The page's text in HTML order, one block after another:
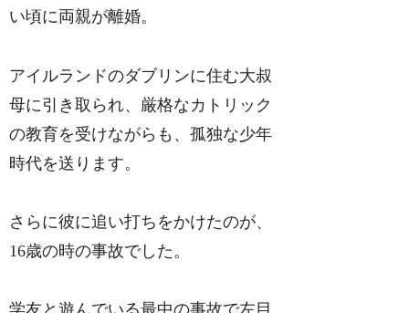
い頃に両親が離婚。
アイルランドのダブリンに住む大叔
母に引き取られ、厳格なカトリック
の教育を受けながらも、孤独な少年
時代を送ります。
さらに彼に追い打ちをかけたのが、
16歳の時の事故でした。